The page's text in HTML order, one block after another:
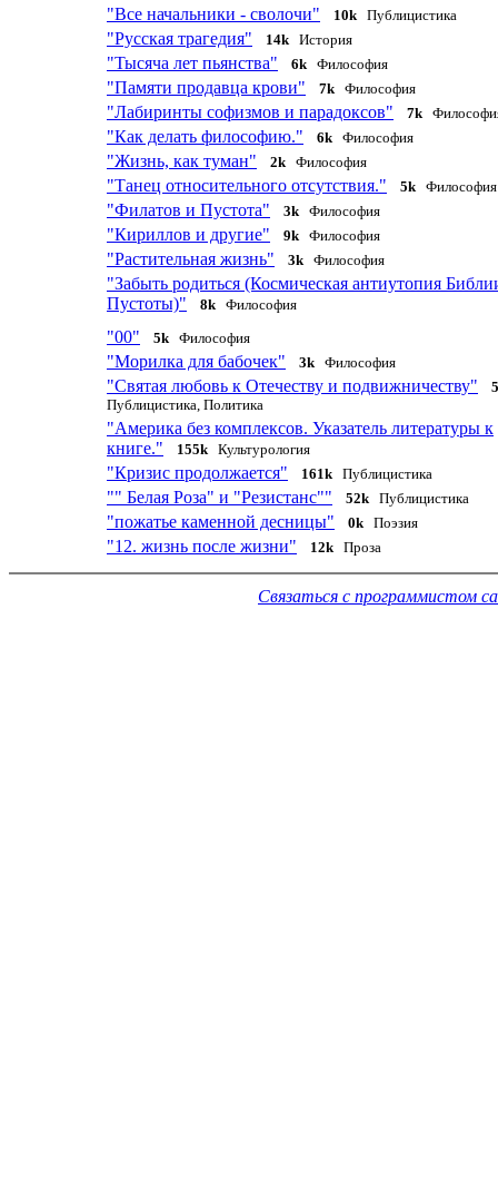
"Все начальники - сволочи" 10k Публицистика
"Русская трагедия" 14k История
"Тысяча лет пьянства" 6k Философия
"Памяти продавца крови" 7k Философия
"Лабиринты софизмов и парадоксов" 7k
"Как делать философию." 6k Философия
"Жизнь, как туман" 2k Философия
"Танец относительного отсутствия." 5k Философия
"Филатов и Пустота" 3k Философия
"Кириллов и другие" 9k Философия
"Растительная жизнь" 3k Философия
"Забыть родиться (Космическая антиутопия
Пустоты)"
8k Философия
"00" 5k Философия
"Морилка для бабочек" 3k Философия
"Святая любовь к Отечеству и подвижничеству"
Публицистика, Политика
"Америка без комплексов. Указатель литературы к
книге."
155k Культурология
"Кризис продолжается" 161k Публицистика
"" Белая Роза" и "Резистанс"" 52k Публицистика
"пожатье каменной десницы" 0k Поэзия
"12. жизнь после жизни" 12k Проза
Связаться с программистом